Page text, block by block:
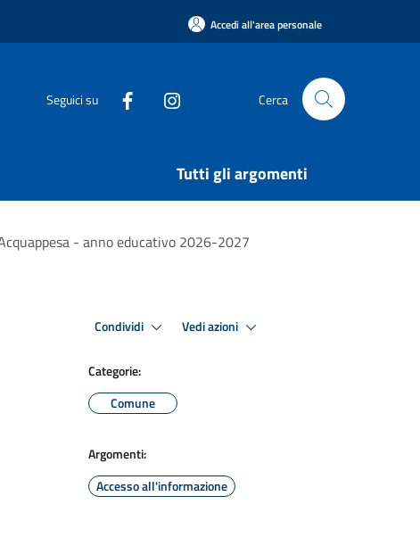
Accedi all'area personale
Seguici su Cerca
Tutti gli argomenti
- anno educativo 2026-2027
Condividi Vedi azioni
Categorie:
Comune
Argomenti:
Accesso all'informazione